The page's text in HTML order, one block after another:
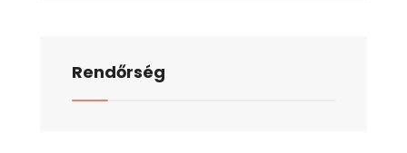
Rendőrség